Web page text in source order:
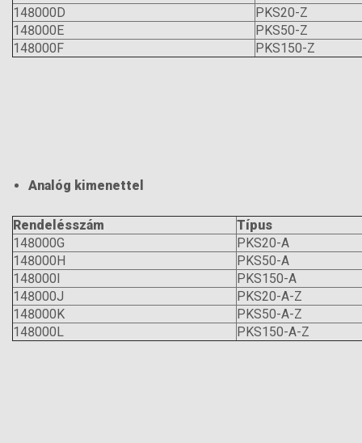
148000D
PKS20-Z
148000E
PKS50-Z
148000F
PKS150-Z
Analóg kimenettel
Rendelésszám
Típus
148000G
PKS20-A
148000H
PKS50-A
148000I
PKS150-A
148000J
PKS20-A-Z
148000K
PKS50-A-Z
148000L
PKS150-A-Z